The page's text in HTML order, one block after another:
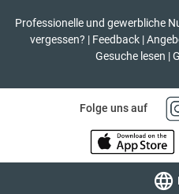
Professionelle und gewerbliche
vergessen? | Feedback |
Gesuche lesen |
Folge uns auf